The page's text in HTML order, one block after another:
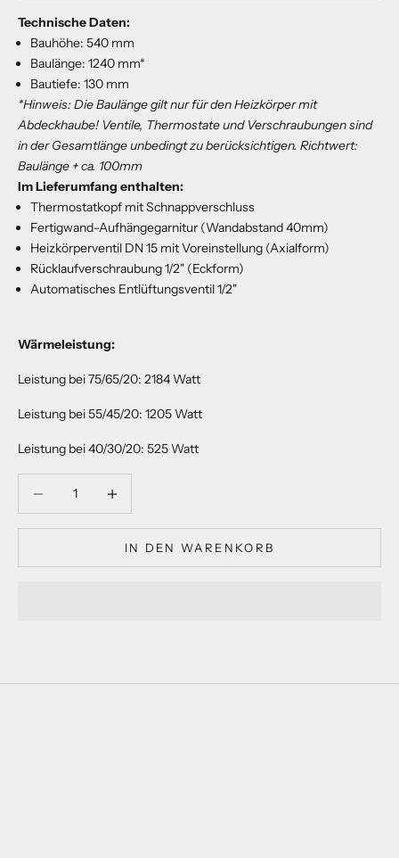
Technische Daten:
Bauhöhe: 540 mm
Baulänge: 1240 mm*
Bautiefe: 130 mm
*Hinweis: Die Baulänge gilt nur für den Heizkörper mit
Abdeckhaube! Ventile, Thermostate und Verschraubungen sind
in der Gesamtlänge unbedingt zu berücksichtigen. Richtwert:
Baulänge + ca. 100mm
Im Lieferumfang enthalten:
Thermostatkopf mit Schnappverschluss
Fertigwand-Aufhängegarnitur (Wandabstand 40mm)
Heizkörperventil DN 15 mit Voreinstellung (Axialform)
Rücklaufverschraubung 1/2" (Eckform)
Automatisches Entlüftungsventil 1/2"
Wärmeleistung:
Leistung bei 75/65/20: 2184 Watt
Leistung bei 55/45/20: 1205 Watt
Leistung bei 40/30/20: 525 Watt
IN DEN WARENKORB